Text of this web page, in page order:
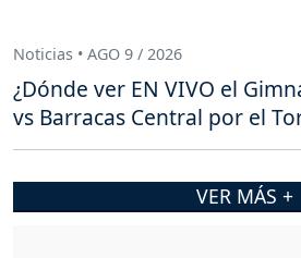
Noticias • AGO 9 / 2026
¿Dónde ver EN VIVO el
vs Barracas Central por el
VER MÁS +